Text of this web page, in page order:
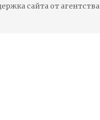
сайта от агентства